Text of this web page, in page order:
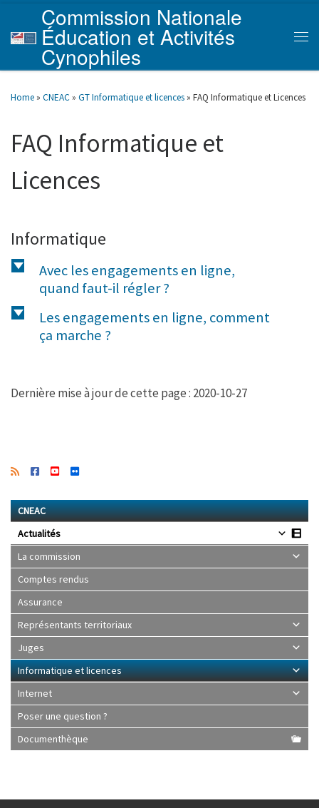
Skip to content
Commission Nationale
Éducation et Activités
Cynophiles
Home » CNEAC » GT Informatique et licences » FAQ Informatique et Licences
FAQ Informatique et
Licences
Informatique
d
Avec les engagements en ligne,
quand faut-il régler ?
d
Les engagements en ligne, comment
ça marche ?
Dernière mise à jour de cette page : 2020-10-27
CNEAC
Actualités
La commission
Comptes rendus
Assurance
Représentants territoriaux
Juges
Informatique et licences
Internet
Poser une question ?
Documenthèque